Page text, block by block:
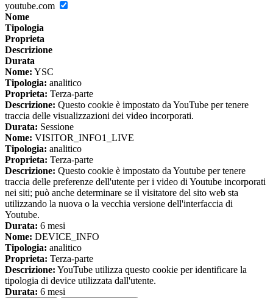
youtube.com
Nome
Tipologia
Proprieta
Descrizione
Durata
Nome: YSC
Tipologia: analitico
Proprieta: Terza-parte
Descrizione: Questo cookie è impostato da YouTube per tenere
traccia delle visualizzazioni dei video incorporati.
Durata: Sessione
Nome: VISITOR_INFO1_LIVE
Tipologia: analitico
Proprieta: Terza-parte
Descrizione: Questo cookie è impostato da Youtube per tenere
traccia delle preferenze dell'utente per i video di Youtube incorporati
nei siti; può anche determinare se il visitatore del sito web sta
utilizzando la nuova o la vecchia versione dell'interfaccia di
Youtube.
Durata: 6 mesi
Nome: DEVICE_INFO
Tipologia: analitico
Proprieta: Terza-parte
Descrizione: YouTube utilizza questo cookie per identificare la
tipologia di device utilizzata dall'utente.
Durata: 6 mesi